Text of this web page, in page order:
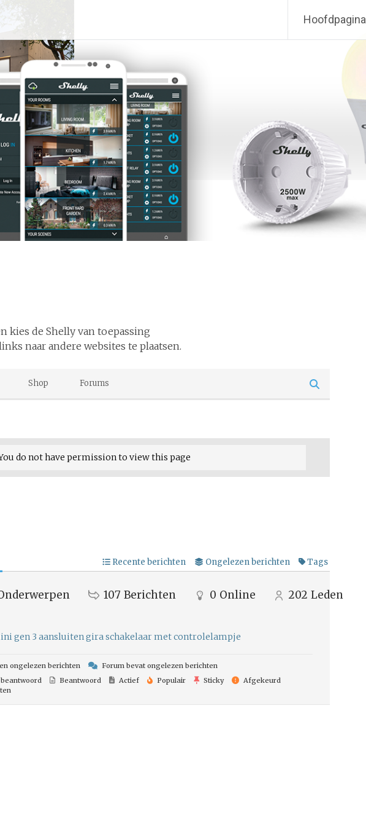
Hoofdpagina
kies de Shelly van toepassing
naar andere websites te plaatsen.
Shop Forums
do not have permission to view this page
Recente berichten Ongelezen berichten Tags
107 Berichten 0 Online 202 Leden
gen 3 aansluiten gira schakelaar met controlelampje
ongelezen berichten
Forum bevat ongelezen berichten
Beantwoord Actief Populair Sticky
Afgekeurd